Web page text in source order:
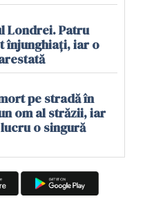
Londrei. Patru
înjunghiați, iar o
pe stradă în
om al străzii, iar
o singură